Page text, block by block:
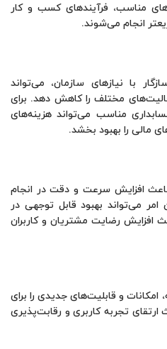
مناسب، فرآیندهای کسب و کار
انجام می‌شوند.
با نیازهای سازمان، می‌تواند
مختلف را کاهش دهد. برای
مناسب می‌تواند هزینه‌های
مالی را بهبود بخشد.
باعث افزایش سرعت و دقت در انجام
می‌تواند بهبود قابل توجهی در
افزایش رضایت مشتریان و کاربران
امکانات و قابلیت‌های جدیدی را برای
ارتقای تجربه کاربری و رقابت‌پذیری